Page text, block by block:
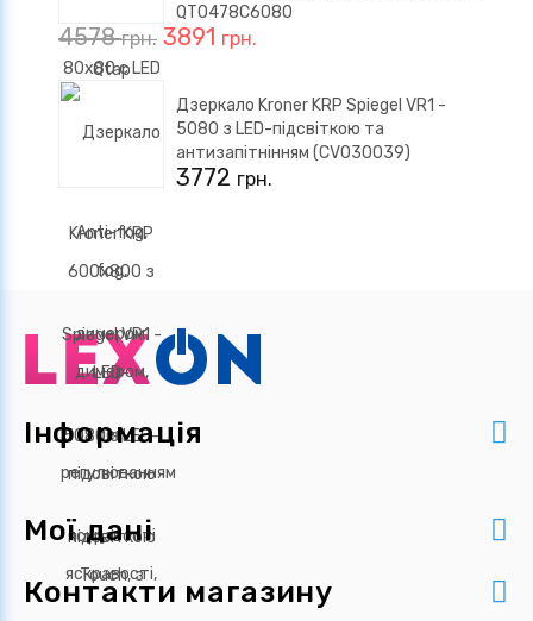
QT0478C6080
4578грн. 3891 грн.
Дзеркало Kroner KRP Spiegel VR1 -
5080 з LED-підсвіткою та
антизапітнінням (CV030039)
3772 грн.
Інформація
Мої дані
Контакти магазину